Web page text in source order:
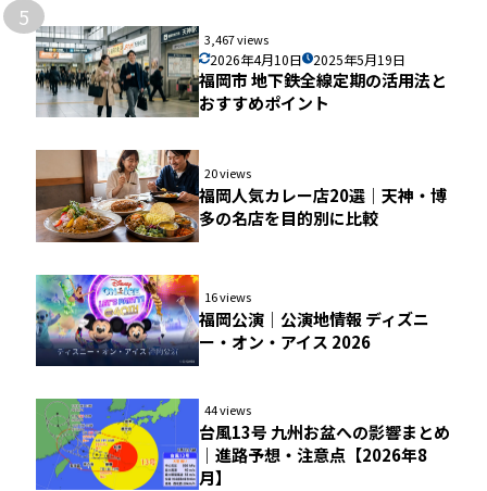
5
3,467 views
2026年4月10日 2025年5月19日
福岡市 地下鉄全線定期の活用法と
おすすめポイント
20 views
福岡人気カレー店20選｜天神・博
多の名店を目的別に比較
16 views
福岡公演｜公演地情報 ディズニ
ー・オン・アイス 2026
44 views
台風13号 九州お盆への影響まとめ
｜進路予想・注意点【2026年8
月】